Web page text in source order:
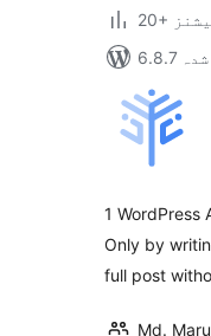
1 WordPress
Only by
full post
Md.